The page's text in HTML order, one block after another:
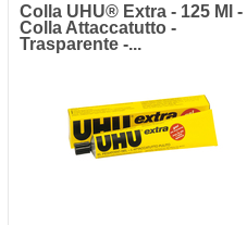
Colla UHU® Extra - 125 Ml -
Colla Attaccatutto -
Trasparente -...